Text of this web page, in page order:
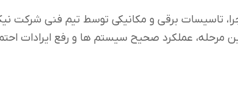
تاسیسات برقی و مکانیکی توسط تیم فنی شرکت نیکو
عملکرد صحیح سیستم ها و رفع ایرادات